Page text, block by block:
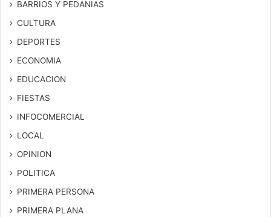
BARRIOS Y PEDANIAS
CULTURA
DEPORTES
ECONOMIA
EDUCACION
FIESTAS
INFOCOMERCIAL
LOCAL
OPINION
POLITICA
PRIMERA PERSONA
PRIMERA PLANA